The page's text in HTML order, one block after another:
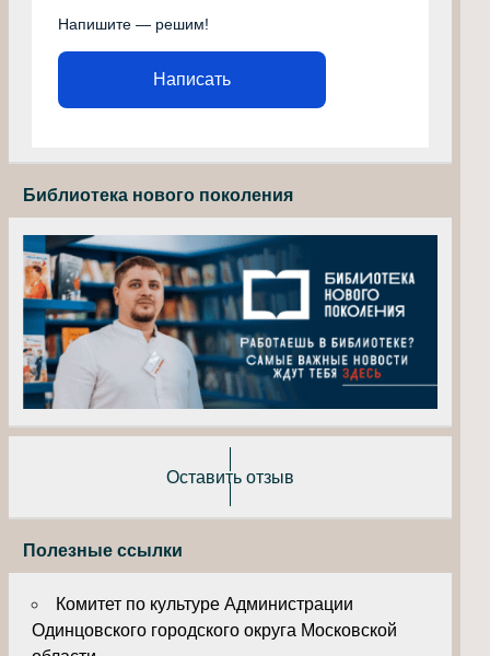
Напишите — решим!
Написать
Библиотека нового поколения
Оставить отзыв
Полезные ссылки
Комитет по культуре Администрации
Одинцовского городского округа Московской